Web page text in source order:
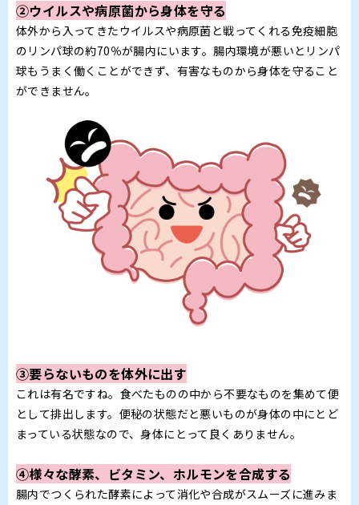
②ウイルスや病原菌から身体を守る
体外から入ってきたウイルスや病原菌と戦ってくれる免疫細胞
のリンパ球の約70％が腸内にいます。腸内環境が悪いとリンパ
球もうまく働くことができず、有害なものから身体を守ること
ができません。
③要らないものを体外に出す
これは有名ですね。食べたものの中から不要なものを集めて便
として排出します。便秘の状態だと悪いものが身体の中にとど
まっている状態なので、身体にとって良くありません。
④様々な酵素、ビタミン、ホルモンを合成する
腸内でつくられた酵素によって消化や合成がスムーズに進みま